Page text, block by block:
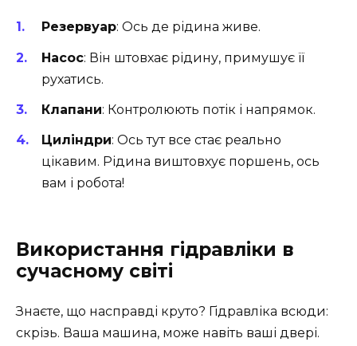
Резервуар: Ось де рідина живе.
Насос: Він штовхає рідину, примушує її
рухатись.
Клапани: Контролюють потік і напрямок.
Циліндри: Ось тут все стає реально
цікавим. Рідина виштовхує поршень, ось
вам і робота!
Використання гідравліки в
сучасному світі
Знаєте, що насправді круто? Гідравліка всюди:
скрізь. Ваша машина, може навіть ваші двері.